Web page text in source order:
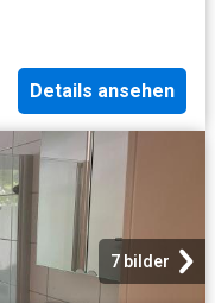
Details ansehen
7 bilder